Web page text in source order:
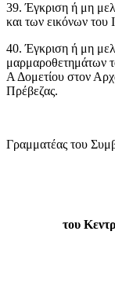
39. Έγκριση ή μη
και των εικόνων
40. Έγκριση ή μη
μαρμαροθετημάτων
Α Δομετίου στον
Πρέβεζας.
Γραμματέας του
του